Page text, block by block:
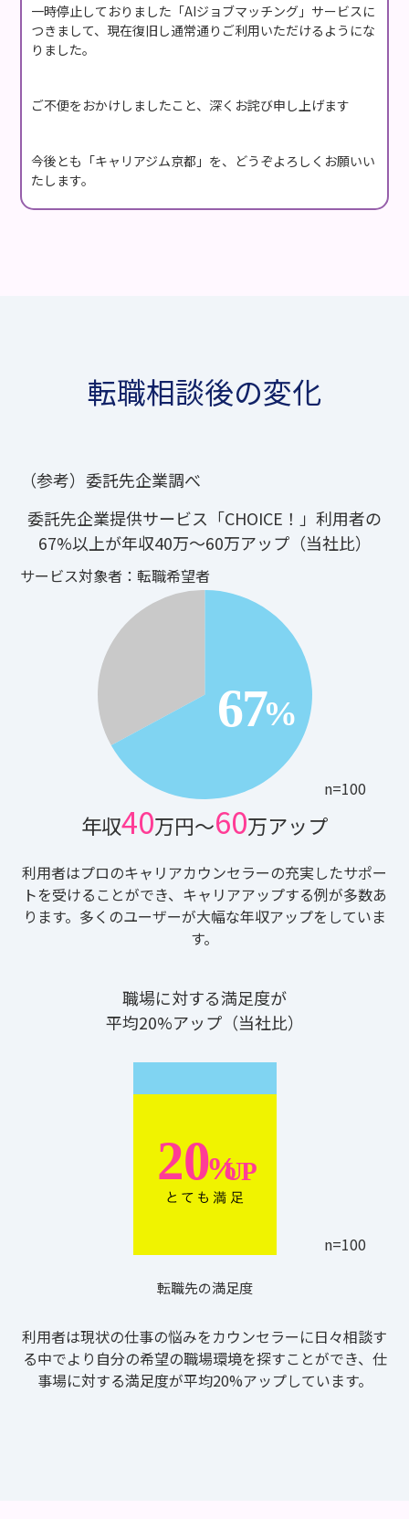
一時停止しておりました「AIジョブマッチング」サービスに
つきまして、現在復旧し通常通りご利用いただけるようにな
りました。
ご不便をおかけしましたこと、深くお詫び申し上げます
今後とも「キャリアジム京都」を、どうぞよろしくお願いい
たします。
転職相談後の変化
（参考）委託先企業調べ
委託先企業提供サービス「CHOICE！」利用者の
67%以上が年収40万〜60万アップ（当社比）
サービス対象者：転職希望者
n=100
年収40万円〜60万アップ
利用者はプロのキャリアカウンセラーの充実したサポー
トを受けることができ、キャリアアップする例が多数あ
ります。多くのユーザーが大幅な年収アップをしていま
す。
職場に対する満足度が
平均20%アップ（当社比）
n=100
転職先の満足度
利用者は現状の仕事の悩みをカウンセラーに日々相談す
る中でより自分の希望の職場環境を探すことができ、仕
事場に対する満足度が平均20%アップしています。